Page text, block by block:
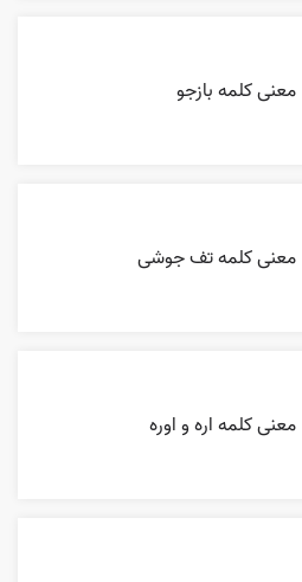
معنی کلمه بازجو
معنی کلمه تف جوشی
معنی کلمه اره و اوره